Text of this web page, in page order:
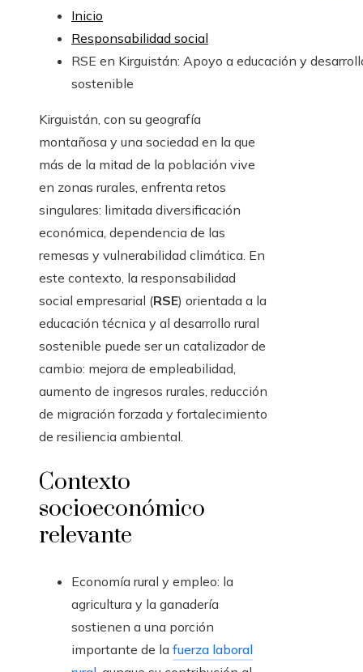
Inicio
Responsabilidad social
RSE en Kirguistán: Apoyo a educación y
sostenible
Kirguistán, con su geografía
montañosa y una sociedad en la que
más de la mitad de la población vive
en zonas rurales, enfrenta retos
singulares: limitada diversificación
económica, dependencia de las
remesas y vulnerabilidad climática. En
este contexto, la responsabilidad
social empresarial (RSE) orientada a la
educación técnica y al desarrollo rural
sostenible puede ser un catalizador de
cambio: mejora de empleabilidad,
aumento de ingresos rurales, reducción
de migración forzada y fortalecimiento
de resiliencia ambiental.
Contexto
socioeconómico
relevante
Economía rural y empleo: la
agricultura y la ganadería
sostienen a una porción
importante de la fuerza laboral